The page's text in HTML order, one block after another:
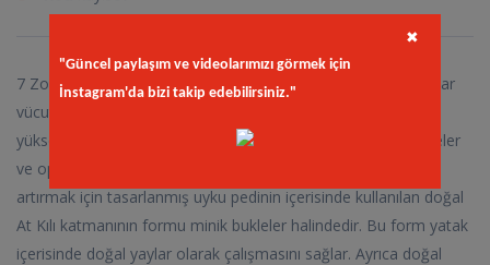
7 Zone Pocket Yay Teknolojisiyle üretilen Air Comfort yataklar
vücut kıvrımlarınıza hızla adapte olurken içeriğinde bulunan
yüksek yoğunluktaki konfor katmanları vücut basıncını dengeler
ve optimum desteği sağlamaya yardımcı olur. Konforunuzu
artırmak için tasarlanmış uyku pedinin içerisinde kullanılan doğal
At Kılı katmanının formu minik bukleler halindedir. Bu form yatak
içerisinde doğal yaylar olarak çalışmasını sağlar. Ayrıca doğal
"Güncel paylaşım ve videolarımızı görmek için
İnstagram'da bizi takip edebilirsiniz."
✖